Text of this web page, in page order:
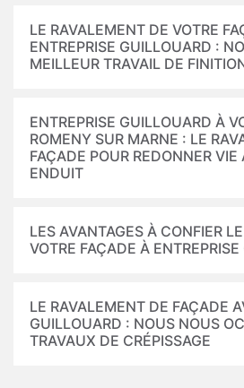
LE RAVALEMENT DE VOTRE
ENTREPRISE GUILLOUARD :
MEILLEUR TRAVAIL DE
ENTREPRISE GUILLOUARD À
ROMENY SUR MARNE : LE
FAÇADE POUR REDONNER
ENDUIT
LES AVANTAGES À CONFIER
VOTRE FAÇADE À
LE RAVALEMENT DE FAÇADE
GUILLOUARD : NOUS NOUS
TRAVAUX DE CRÉPISSAGE